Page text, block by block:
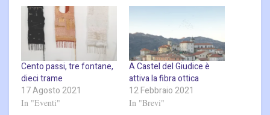
Cento passi, tre fontane,
dieci trame
17 Agosto 2021
In "Eventi"
A Castel del Giudice è
attiva la fibra ottica
12 Febbraio 2021
In "Brevi"